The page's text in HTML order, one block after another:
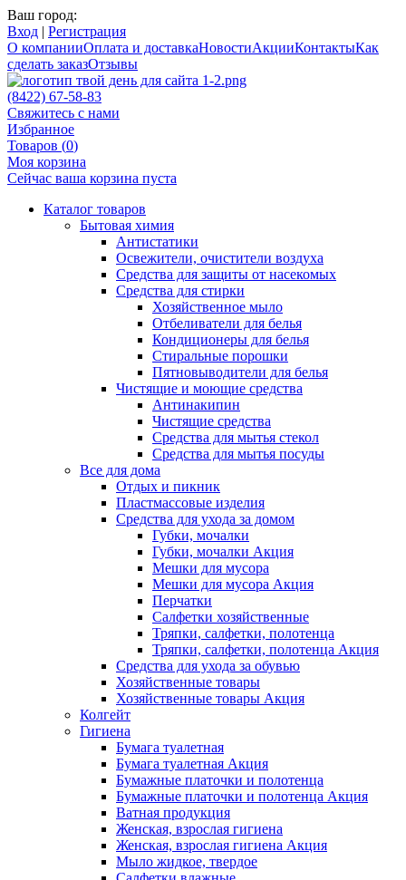
Ваш город:
Вход | Регистрация
О компанииОплата и доставкаНовостиАкцииКонтактыКак
сделать заказОтзывы
(8422) 67-58-83
Свяжитесь с нами
Избранное
Товаров (0)
Моя корзина
Сейчас ваша корзина пуста
Каталог товаров
Бытовая химия
Антистатики
Освежители, очистители воздуха
Средства для защиты от насекомых
Средства для стирки
Хозяйственное мыло
Отбеливатели для белья
Кондиционеры для белья
Стиральные порошки
Пятновыводители для белья
Чистящие и моющие средства
Антинакипин
Чистящие средства
Средства для мытья стекол
Средства для мытья посуды
Все для дома
Отдых и пикник
Пластмассовые изделия
Средства для ухода за домом
Губки, мочалки
Губки, мочалки Акция
Мешки для мусора
Мешки для мусора Акция
Перчатки
Салфетки хозяйственные
Тряпки, салфетки, полотенца
Тряпки, салфетки, полотенца Акция
Средства для ухода за обувью
Хозяйственные товары
Хозяйственные товары Акция
Колгейт
Гигиена
Бумага туалетная
Бумага туалетная Акция
Бумажные платочки и полотенца
Бумажные платочки и полотенца Акция
Ватная продукция
Женская, взрослая гигиена
Женская, взрослая гигиена Акция
Мыло жидкое, твердое